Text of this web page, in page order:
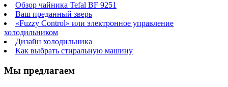
Обзор чайника Tefal BF 9251
Ваш преданный зверь
«Fuzzy Control» или электронное управление
холодильником
Дизайн холодильника
Как выбрать стиральную машину
Мы предлагаем